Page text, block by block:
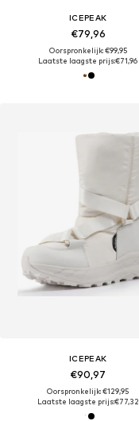
ICEPEAK
€79,96
Oorspronkelijk: €99,95
Laatste laagste prijs:€71,96
ICEPEAK
€90,97
Oorspronkelijk: €129,95
Laatste laagste prijs:€77,32